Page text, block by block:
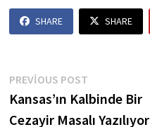
SHARE SHARE
Yazı
gezinmesi
PREVIOUS POSTPrevious
post:
Kansas’ın Kalbinde Bir
Cezayir Masalı Yazılıyor